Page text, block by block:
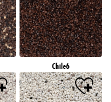
Chile6